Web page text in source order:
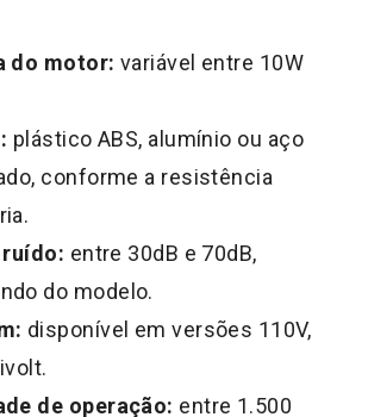
do motor: variável entre 10W
plástico ABS, alumínio ou aço
conforme a resistência
entre 30dB e 70dB,
do modelo.
disponível em versões 110V,
de operação: entre 1.500